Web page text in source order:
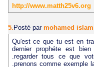
http://www.matth25v6.org
5. Posté par mohamed islam
Qu'est ce que tu est en
dernier prophéte est
.regarder tous ce que
.prenons comme exemple